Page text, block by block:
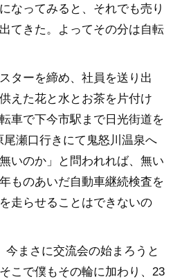
なってみると、それでも売り
てきた。よってその分は自転
ターを締め、社員を送り出
えた花と水とお茶を片付け
車で下今市駅まで日光街道を
瀬口行きにて鬼怒川温泉へ
いのか」と問われれば、無い
ものあいだ自動車継続検査を
走らせることはできないの
今まさに交流会の始まろうと
こで僕もその輪に加わり、23